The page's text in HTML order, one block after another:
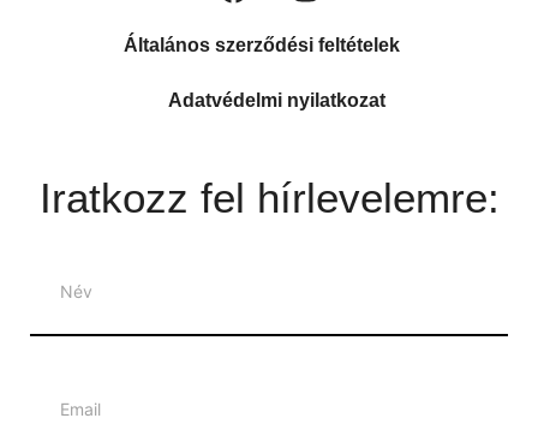
Általános szerződési feltételek
Adatvédelmi nyilatkozat
Iratkozz fel hírlevelemre: